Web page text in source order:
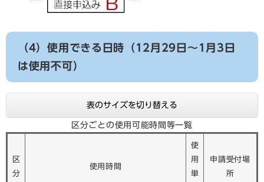
（4）使用できる日時（12月29日～1月3日
は使用不可）
表のサイズを切り替える
区分ごとの使用可能時間等一覧
区
分
使用時間
使
用
単
申請受付場
所